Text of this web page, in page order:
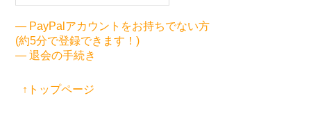
— PayPalアカウントをお持ちでない方
(約5分で登録できます！)
— 退会の手続き
↑トップページ